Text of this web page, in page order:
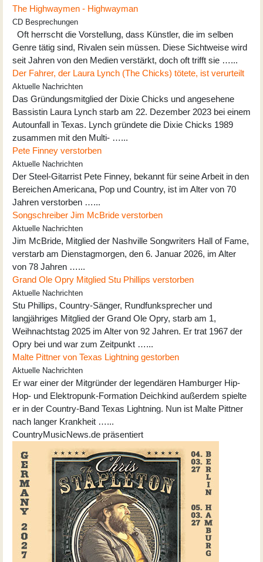
The Highwaymen - Highwayman
CD Besprechungen
Oft herrscht die Vorstellung, dass Künstler, die im selben
Genre tätig sind, Rivalen sein müssen. Diese Sichtweise wird
seit Jahren von den Medien verstärkt, doch oft trifft sie …...
Der Fahrer, der Laura Lynch (The Chicks) tötete, ist verurteilt
Aktuelle Nachrichten
Das Gründungsmitglied der Dixie Chicks und angesehene
Bassistin Laura Lynch starb am 22. Dezember 2023 bei einem
Autounfall in Texas. Lynch gründete die Dixie Chicks 1989
zusammen mit den Multi- …...
Pete Finney verstorben
Aktuelle Nachrichten
Der Steel-Gitarrist Pete Finney, bekannt für seine Arbeit in den
Bereichen Americana, Pop und Country, ist im Alter von 70
Jahren verstorben …...
Songschreiber Jim McBride verstorben
Aktuelle Nachrichten
Jim McBride, Mitglied der Nashville Songwriters Hall of Fame,
verstarb am Dienstagmorgen, den 6. Januar 2026, im Alter
von 78 Jahren …...
Grand Ole Opry Mitglied Stu Phillips verstorben
Aktuelle Nachrichten
Stu Phillips, Country-Sänger, Rundfunksprecher und
langjähriges Mitglied der Grand Ole Opry, starb am 1,
Weihnachtstag 2025 im Alter von 92 Jahren. Er trat 1967 der
Opry bei und war zum Zeitpunkt …...
Malte Pittner von Texas Lightning gestorben
Aktuelle Nachrichten
Er war einer der Mitgründer der legendären Hamburger Hip-
Hop- und Elektropunk-Formation Deichkind außerdem spielte
er in der Country-Band Texas Lightning. Nun ist Malte Pittner
nach langer Krankheit …...
CountryMusicNews.de präsentiert